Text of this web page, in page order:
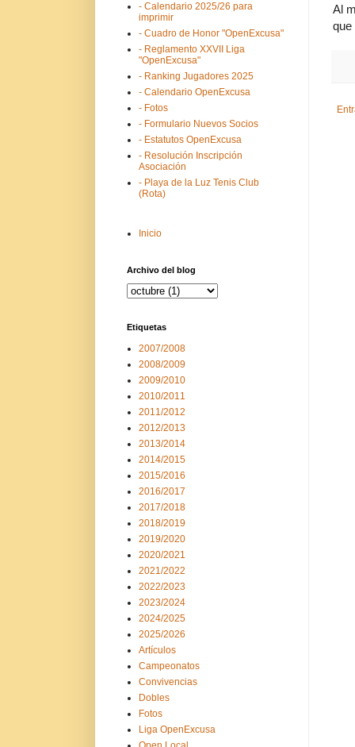
Al
que
- Calendario 2025/26 para
imprimir
- Cuadro de Honor "OpenExcusa"
- Reglamento XXVII Liga
"OpenExcusa"
- Ranking Jugadores 2025
- Calendario OpenExcusa
- Fotos
- Formulario Nuevos Socios
- Estatutos OpenExcusa
- Resolución Inscripción
Asociación
- Playa de la Luz Tenis Club
(Rota)
Inicio
Archivo del blog
Etiquetas
2007/2008
2008/2009
2009/2010
2010/2011
2011/2012
2012/2013
2013/2014
2014/2015
2015/2016
2016/2017
2017/2018
2018/2019
2019/2020
2020/2021
2021/2022
2022/2023
2023/2024
2024/2025
2025/2026
Artículos
Campeonatos
Convivencias
Dobles
Fotos
Liga OpenExcusa